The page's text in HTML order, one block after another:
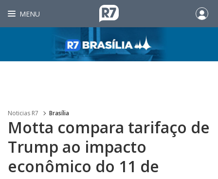
MENU
Noticias R7 Brasília
Motta compara tarifaço de
Trump ao impacto
econômico do 11 de